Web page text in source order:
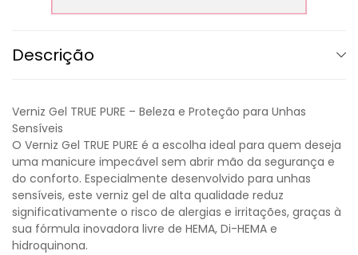
Descrição
Verniz Gel TRUE PURE – Beleza e Proteção para Unhas
Sensíveis
O Verniz Gel TRUE PURE é a escolha ideal para quem deseja
uma manicure impecável sem abrir mão da segurança e
do conforto. Especialmente desenvolvido para unhas
sensíveis, este verniz gel de alta qualidade reduz
significativamente o risco de alergias e irritações, graças à
sua fórmula inovadora livre de HEMA, Di-HEMA e
hidroquinona.